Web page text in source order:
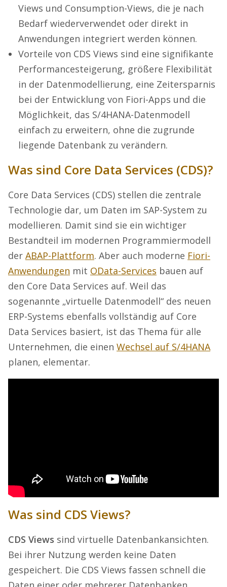
Views und Consumption-Views, die je nach
Bedarf wiederverwendet oder direkt in
Anwendungen integriert werden können.
Vorteile von CDS Views sind eine signifikante
Performancesteigerung, größere Flexibilität
in der Datenmodellierung, eine Zeitersparnis
bei der Entwicklung von Fiori-Apps und die
Möglichkeit, das S/4HANA-Datenmodell
einfach zu erweitern, ohne die zugrunde
liegende Datenbank zu verändern.
Was sind Core Data Services (CDS)?
Core Data Services (CDS) stellen die zentrale
Technologie dar, um Daten im SAP-System zu
modellieren. Damit sind sie ein wichtiger
Bestandteil im modernen Programmiermodell
der ABAP-Plattform. Aber auch moderne Fiori-
Anwendungen mit OData-Services bauen auf
den Core Data Services auf. Weil das
sogenannte „virtuelle Datenmodell“ des neuen
ERP-Systems ebenfalls vollständig auf Core
Data Services basiert, ist das Thema für alle
Unternehmen, die einen Wechsel auf S/4HANA
planen, elementar.
Was sind CDS Views?
CDS Views sind virtuelle Datenbankansichten.
Bei ihrer Nutzung werden keine Daten
gespeichert. Die CDS Views fassen schnell die